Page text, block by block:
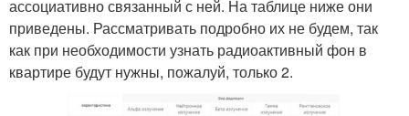
ассоциативно связанный с ней. На таблице ниже они
приведены. Рассматривать подробно их не будем, так
как при необходимости узнать радиоактивный фон в
квартире будут нужны, пожалуй, только 2.